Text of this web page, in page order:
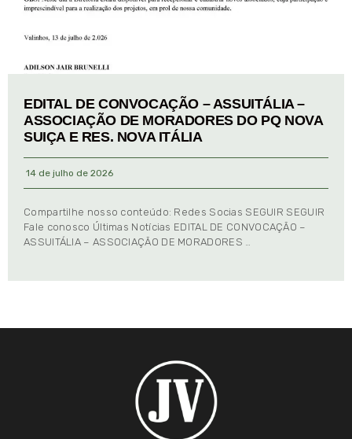
EDITAL DE CONVOCAÇÃO – ASSUITÁLIA –
ASSOCIAÇÃO DE MORADORES DO PQ NOVA
SUIÇA E RES. NOVA ITÁLIA
14 de julho de 2026
Compartilhe nosso conteúdo: Redes Socias SEGUIR SEGUIR
Fale conosco Últimas Notícias EDITAL DE CONVOCAÇÃO –
ASSUITÁLIA – ASSOCIAÇÃO DE MORADORES …